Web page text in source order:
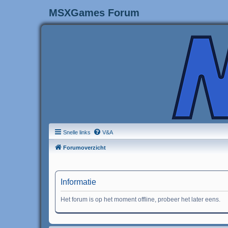
MSXGames Forum
Snelle links V&A
Forumoverzicht
Informatie
Het forum is op het moment offline, probeer het later eens.